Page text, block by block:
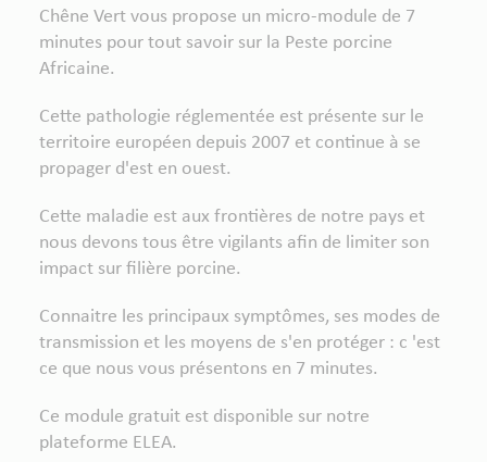
Chêne Vert vous propose un micro-module de 7
minutes pour tout savoir sur la Peste porcine
Africaine.
Cette pathologie réglementée est présente sur le
territoire européen depuis 2007 et continue à se
propager d'est en ouest.
Cette maladie est aux frontières de notre pays et
nous devons tous être vigilants afin de limiter son
impact sur filière porcine.
Connaitre les principaux symptômes, ses modes de
transmission et les moyens de s'en protéger : c 'est
ce que nous vous présentons en 7 minutes.
Ce module gratuit est disponible sur notre
plateforme ELEA.